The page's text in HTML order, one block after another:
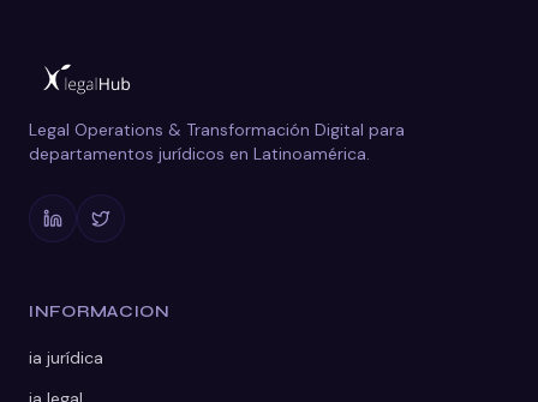
Legal Operations & Transformación Digital para
departamentos jurídicos en Latinoamérica.
INFORMACION
ia jurídica